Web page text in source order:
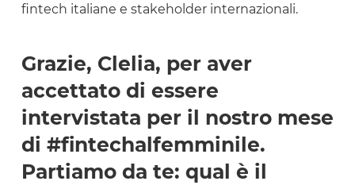
fintech italiane e stakeholder internazionali.
Grazie, Clelia, per aver
accettato di essere
intervistata per il nostro mese
di #fintechalfemminile.
Partiamo da te: qual è il